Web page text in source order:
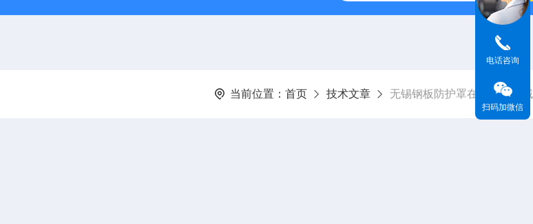
当前位置： 首页 技术文章 无锡钢板防护罩在自动化领
电话咨询
扫码加微信